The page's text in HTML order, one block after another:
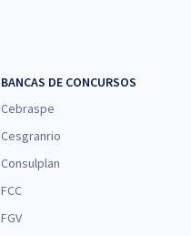
BANCAS DE CONCURSOS
Cebraspe
Cesgranrio
Consulplan
FCC
FGV